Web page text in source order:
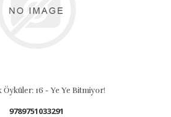
- Ye Ye Bitmiyor!